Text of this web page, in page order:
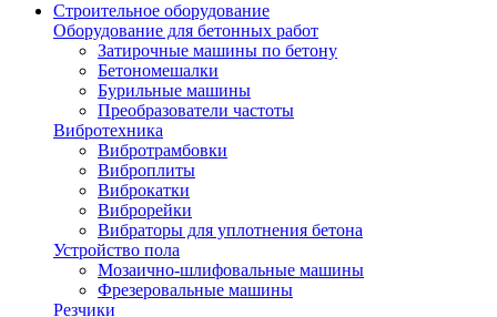
Строительное оборудование
Оборудование для бетонных работ
Затирочные машины по бетону
Бетономешалки
Бурильные машины
Преобразователи частоты
Вибротехника
Вибротрамбовки
Виброплиты
Виброкатки
Виброрейки
Вибраторы для уплотнения бетона
Устройство пола
Мозаично-шлифовальные машины
Фрезеровальные машины
Резчики